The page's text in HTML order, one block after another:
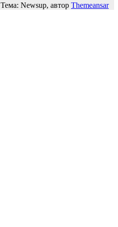
Тема: Newsup, автор Themeansar